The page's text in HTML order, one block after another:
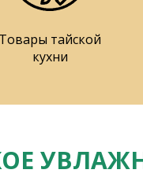
Товары тайской
кухни